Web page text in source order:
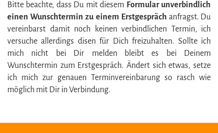
Bitte beachte, dass Du mit diesem Formular unverbindlich
einen Wunschtermin zu einem Erstgespräch anfragst. Du
vereinbarst damit noch keinen verbindlichen Termin, ich
versuche allerdings disen für Dich freizuhalten. Sollte ich
mich nicht bei Dir melden bleibt es bei Deinem
Wunschtermin zum Erstgespräch. Ändert sich etwas, setze
ich mich zur genauen Terminvereinbarung so rasch wie
möglich mit Dir in Verbindung.